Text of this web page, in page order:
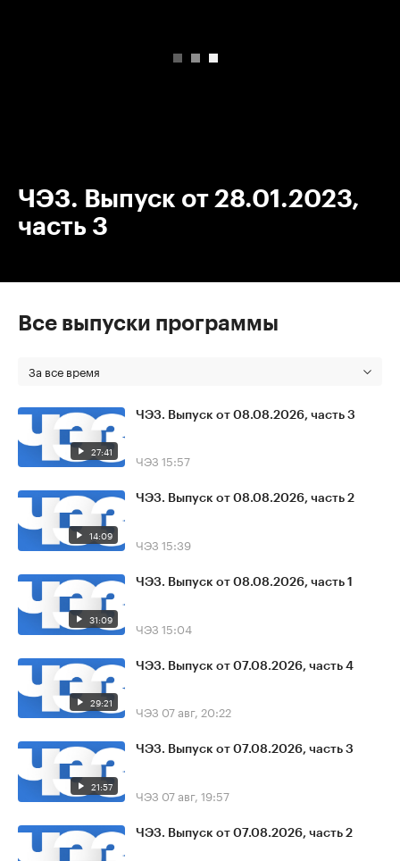
ЧЭЗ. Выпуск от 28.01.2023,
часть 3
Все выпуски программы
За все время
27:41
ЧЭЗ. Выпуск от 08.08.2026, часть 3
ЧЭЗ 15:57
14:09
ЧЭЗ. Выпуск от 08.08.2026, часть 2
ЧЭЗ 15:39
31:09
ЧЭЗ. Выпуск от 08.08.2026, часть 1
ЧЭЗ 15:04
29:21
ЧЭЗ. Выпуск от 07.08.2026, часть 4
ЧЭЗ 07 авг, 20:22
21:57
ЧЭЗ. Выпуск от 07.08.2026, часть 3
ЧЭЗ 07 авг, 19:57
ЧЭЗ. Выпуск от 07.08.2026, часть 2